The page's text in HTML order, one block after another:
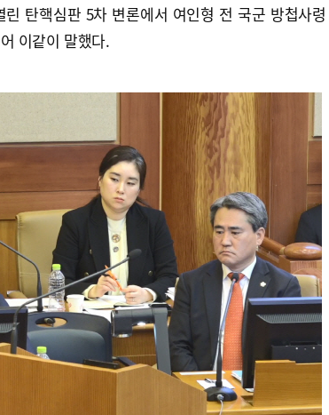
탄핵심판 5차 변론에서 여인형 전 국군 방첩사령
이같이 말했다.